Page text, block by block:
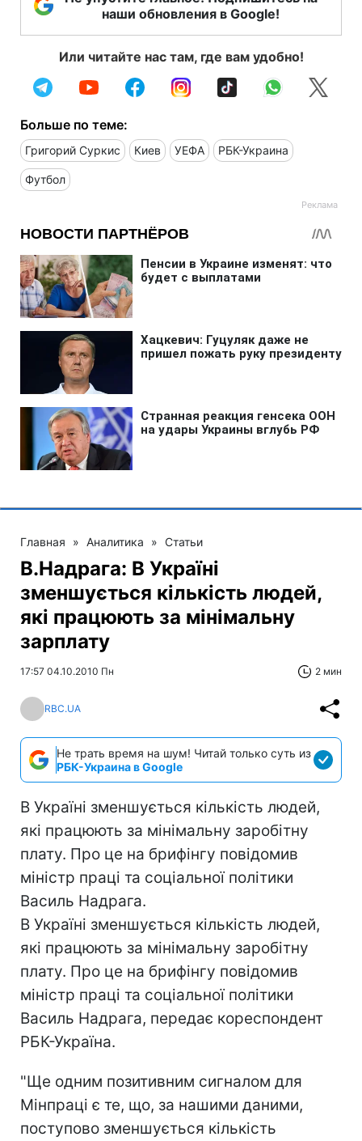
наши обновления в Google!
Или читайте нас там, где вам удобно!
Больше по теме:
Григорий Суркис Киев УЕФА РБК-Украина
Футбол
Главная » Аналитика » Статьи
В.Надрага: В Україні
зменшується кількість людей,
які працюють за мінімальну
зарплату
17:57 04.10.2010 Пн 2 мин
RBC.UA
Не трать время на шум! Читай только суть из
РБК-Украина в Google
В Україні зменшується кількість людей,
які працюють за мінімальну заробітну
плату. Про це на брифінгу повідомив
міністр праці та соціальної політики
Василь Надрага.
В Україні зменшується кількість людей,
які працюють за мінімальну заробітну
плату. Про це на брифінгу повідомив
міністр праці та соціальної політики
Василь Надрага, передає кореспондент
РБК-Україна.
"Ще одним позитивним сигналом для
Мінпраці є те, що, за нашими даними,
поступово зменшується кількість